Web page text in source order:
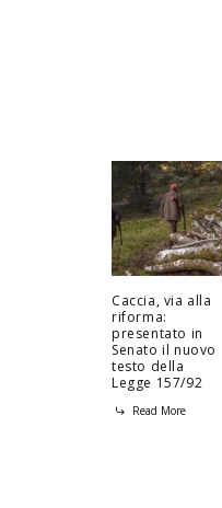
Caccia, via alla
riforma:
presentato in
Senato il nuovo
testo della
Legge 157/92
Read More